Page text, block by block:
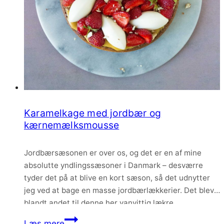
Karamelkage med jordbær og
kærnemælksmousse
Jordbærsæsonen er over os, og det er en af mine
absolutte yndlingssæsoner i Danmark – desværre
tyder det på at blive en kort sæson, så det udnytter
jeg ved at bage en masse jordbærlækkerier. Det blev
blandt andet til denne her vanvittig lækre
karamelkage med kærnemælksmousse og friske
Karamelkage